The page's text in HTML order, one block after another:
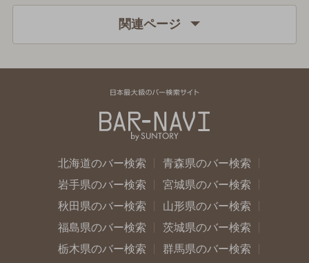
関連ページ
北海道のバー検索
青森県のバー検索
岩手県のバー検索
宮城県のバー検索
秋田県のバー検索
山形県のバー検索
福島県のバー検索
茨城県のバー検索
栃木県のバー検索
群馬県のバー検索